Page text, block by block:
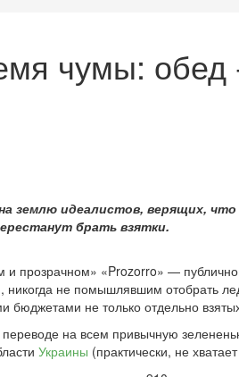
чумы: обед
землю идеалистов, верящих,
брать взятки.
прозрачном» «Prozorro» —
никогда не помышлявшим
бюджетами не только отдельно
на всем привычную
Украины (практически, не